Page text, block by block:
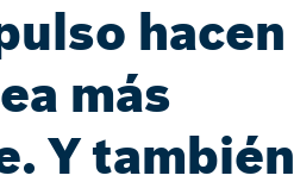
hacen
más
Y también